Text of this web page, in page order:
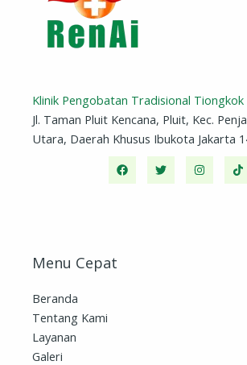
Klinik Pengobatan Tradisional Tiongkok
Jl. Taman Pluit Kencana, Pluit, Kec.
Utara, Daerah Khusus Ibukota Jakarta
Menu Cepat
Beranda
Tentang Kami
Layanan
Galeri